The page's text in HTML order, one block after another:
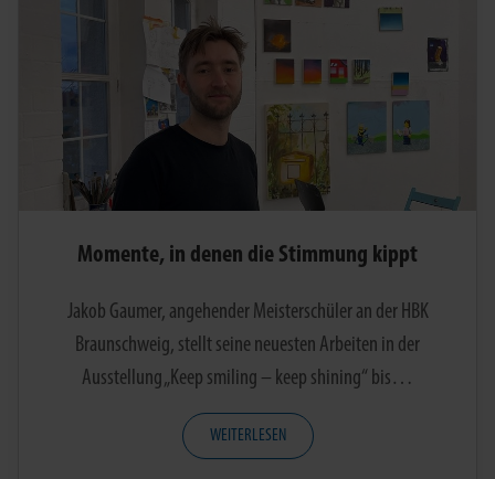
Momente, in denen die Stimmung kippt
Jakob Gaumer, angehender Meisterschüler an der HBK
Braunschweig, stellt seine neuesten Arbeiten in der
Ausstellung „Keep smiling – keep shining“ bis…
WEITERLESEN